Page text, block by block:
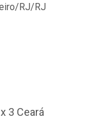
RJ/RJ
3 Ceará